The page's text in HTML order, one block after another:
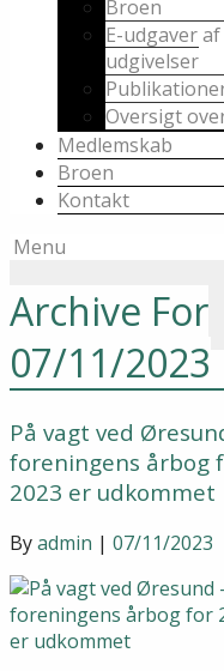
Broen
E-udgaver
udgivelser
Oversigt
Medlemskab
Broen
Kontakt
Menu
Archive For
07/11/2023
På vagt ved
foreningens årbog
2023 er udkommet
Byadmin | 07/11/2023